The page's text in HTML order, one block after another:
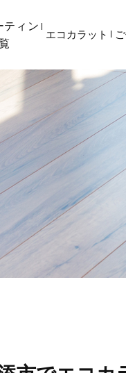
ティン
エコカラット